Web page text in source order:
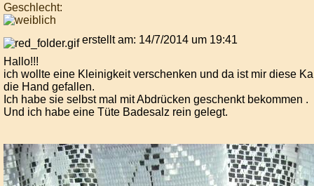
Geschlecht:
erstellt am: 14/7/2014 um 19:41
Hallo!!!
ich wollte eine Kleinigkeit verschenken und da ist mir diese
die Hand gefallen.
Ich habe sie selbst mal mit Abdrücken geschenkt bekommen .
Und ich habe eine Tüte Badesalz rein gelegt.